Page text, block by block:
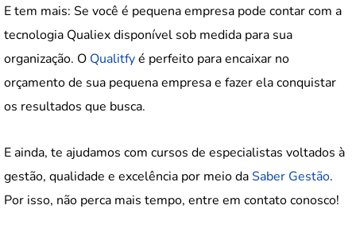
E tem mais: Se você é pequena empresa pode contar com a
tecnologia Qualiex disponível sob medida para sua
organização. O Qualitfyé perfeito para encaixar no
orçamento de sua pequena empresa e fazer ela conquistar
os resultados que busca.
E ainda, te ajudamos com cursos de especialistas voltados à
gestão, qualidade e excelência por meio daSaber Gestão.
Por isso, não perca mais tempo, entre em contato conosco!